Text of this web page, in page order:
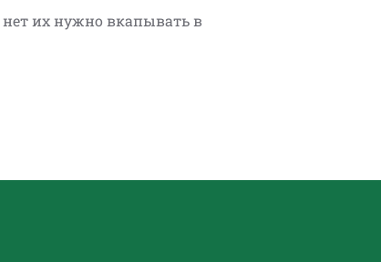
их нужно вкапывать в